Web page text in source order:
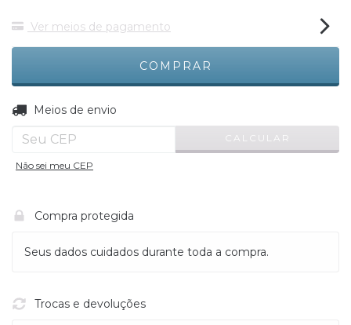
Ver meios de pagamento
Entregas para o CEP:
Meios de envio
CALCULAR
Não sei meu CEP
Compra protegida
Seus dados cuidados durante toda a compra.
Trocas e devoluções